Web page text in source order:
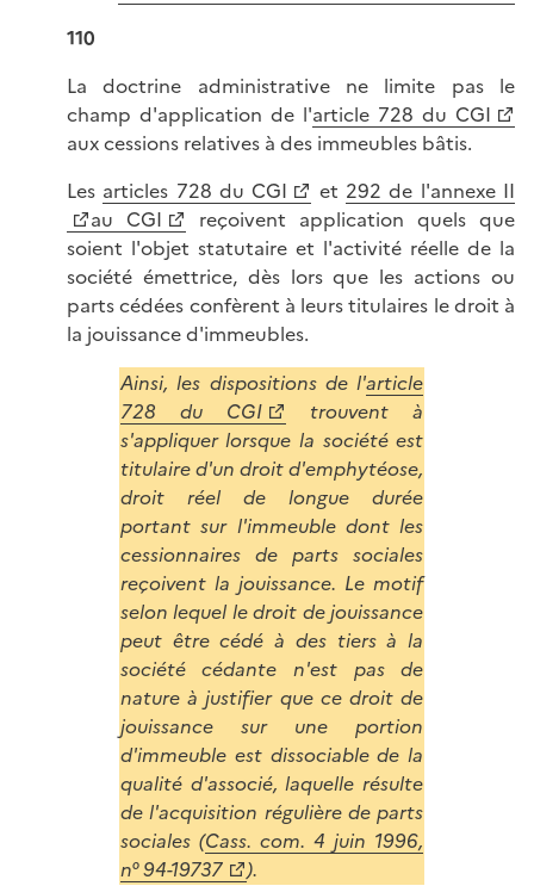
110
La doctrine administrative ne limite pas le
champ d'application de l'article 728 du CGI
aux cessions relatives à des immeubles bâtis.
Les articles 728 du CGI et 292 de l'annexe II
au CGI
reçoivent application quels que
soient l'objet statutaire et l'activité réelle de la
société émettrice, dès lors que les actions ou
parts cédées confèrent à leurs titulaires le droit à
la jouissance d'immeubles.
Ainsi, les dispositions de l'article
728 du CGI
trouvent à
s'appliquer lorsque la société est
titulaire d'un droit d'emphytéose,
droit réel de longue durée
portant sur l'immeuble dont les
cessionnaires de parts sociales
reçoivent la jouissance. Le motif
selon lequel le droit de jouissance
peut être cédé à des tiers à la
société cédante n'est pas de
nature à justifier que ce droit de
jouissance sur une portion
d'immeuble est dissociable de la
qualité d'associé, laquelle résulte
de l'acquisition régulière de parts
sociales (Cass. com. 4 juin 1996,
n° 94-19737
).